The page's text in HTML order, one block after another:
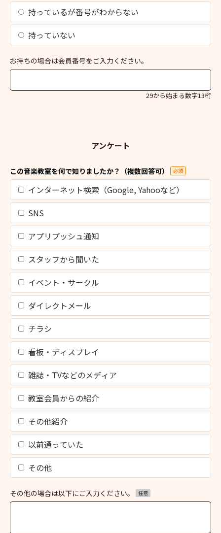
持っているが番号がわからない
持っていない
お持ちの場合は会員番号をご入力ください。
29から始まる数字13桁
アンケート
この音楽教室を何で知りましたか？（複数回答可） 必須
インターネット検索（Google, Yahooなど）
SNS
アプリプッシュ通知
スタッフから聞いた
イベント・サークル
ダイレクトメール
チラシ
看板・ディスプレイ
雑誌・TVなどのメディア
教室会員からの紹介
その他紹介
以前通っていた
その他
その他の場合は以下にご入力ください。 任意